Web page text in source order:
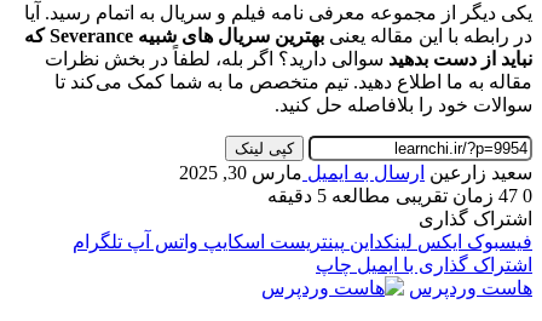
یکی دیگر از مجموعه معرفی نامه فیلم و سریال به اتمام رسید. آیا
در رابطه با این مقاله یعنی
بهترین سریال های شبیه Severance که
نباید از دست بدهید سوالی دارید؟ اگر بله، لطفاً در بخش نظرات
مقاله به ما اطلاع دهید. تیم متخصص ما به شما کمک می‌کند تا
سوالات خود را بلافاصله حل کنید.
کپی لینک
سعید زارعین ارسال به ایمیل مارس 30, 2025
0
زمان تقریبی مطالعه 5 دقیقه
اشتراک گذاری
فیسبوک ایکس لینکداین پینتریست اسکایپ واتس آپ تلگرام
اشتراک گذاری با ایمیل چاپ
هاست وردپرس